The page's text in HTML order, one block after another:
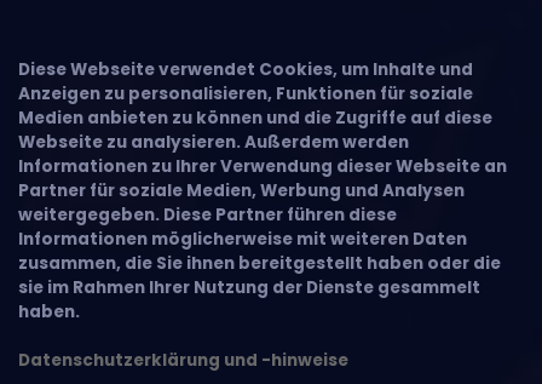
Diese Webseite verwendet Cookies, um Inhalte und
Anzeigen zu personalisieren, Funktionen für soziale
Medien anbieten zu können und die Zugriffe auf diese
Webseite zu analysieren. Außerdem werden
Informationen zu Ihrer Verwendung dieser Webseite an
Partner für soziale Medien, Werbung und Analysen
weitergegeben. Diese Partner führen diese
Informationen möglicherweise mit weiteren Daten
zusammen, die Sie ihnen bereitgestellt haben oder die
sie im Rahmen Ihrer Nutzung der Dienste gesammelt
haben.
Datenschutzerklärung und -hinweise